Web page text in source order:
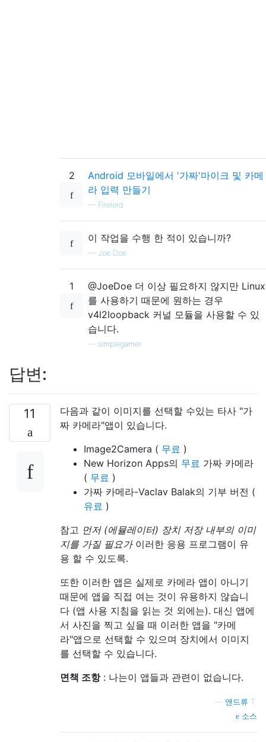
2
Android 모바일에서 '가짜'마이크 및 카메
라 입력 만들기
— Firelord
이 작업을 수행 한 적이 있습니까?
— Joe Doe
1
@JoeDoe 더 이상 필요하지 않지만 Linux
를 사용하기 때문에 원하는 경우
v4l2loopback 커널 모듈을 사용할 수 있
습니다.
simplegamer
답변:
11
다음과 같이 이미지를 선택할 수있는 타사 "가
짜 카메라"앱이 있습니다.
Image2Camera ( 무료 )
New Horizon Apps의 무료 가짜 카메라
( 무료 )
가짜 카메라-Vaclav Balak의 기부 버전 (
유료 )
참고 먼저 (에뮬레이터) 장치 저장 내부의 이미
지를 가질 필요가이러한 응용 프로그램이 유
용 할 수 있도록.
또한 이러한 앱은 실제로 카메라 앱이 아니기
때문에 앱을 직접 여는 것이 유용하지 않습니
다 (앱 사용 지침을 읽는 것 외에는). 대신 앱에
서 사진을 찍고 싶을 때 이러한 앱을 "카메
라"앱으로 선택할 수 있으며 장치에서 이미지
를 선택할 수 있습니다.
면책 조항: 나는이 앱들과 관련이 없습니다.
앤드류 T.
소스